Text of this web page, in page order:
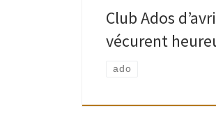
Club Ados
vécurent
ado